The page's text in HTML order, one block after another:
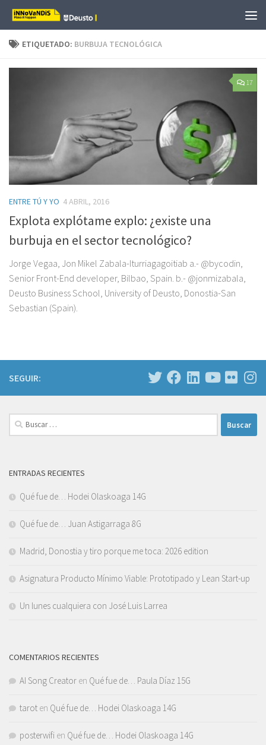
Saltar al contenido
ETIQUETADO: BURBUJA TECNOLÓGICA
17
ENTRE TÚ Y YO 4 ABRIL, 2016
Explota explótame explo: ¿existe una
burbuja en el sector tecnológico?
Jorge Vegaa, Jon Mikel Zabala-Iturriagagoitiab a.- @bycodin,
Senior Front-End developer, Bilbao, Spain. b.- @jonmizabala,
Deusto Business School, University of Deusto, Donostia-San
Sebastian (Spain).
SEGUIR:
Buscar:
ENTRADAS RECIENTES
Qué fue de… Hodei Olaskoaga 14G
Qué fue de… Juan Astigarraga 8G
Madrid, Donostia y tiro porque me toca: 2026 edition
Asignatura Producto Mínimo Viable: Prototipado y Lean Start-up
Un lunes cualquiera con José Luis Larrea
COMENTARIOS RECIENTES
AI Song Creator en Qué fue de… Paula Díaz 15G
tarot en Qué fue de… Hodei Olaskoaga 14G
posterwifi en Qué fue de… Hodei Olaskoaga 14G